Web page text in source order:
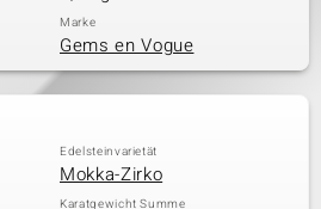
Marke
Gems en Vogue
Edelsteinvarietät
Mokka-Zirko
Karatgewicht Summe